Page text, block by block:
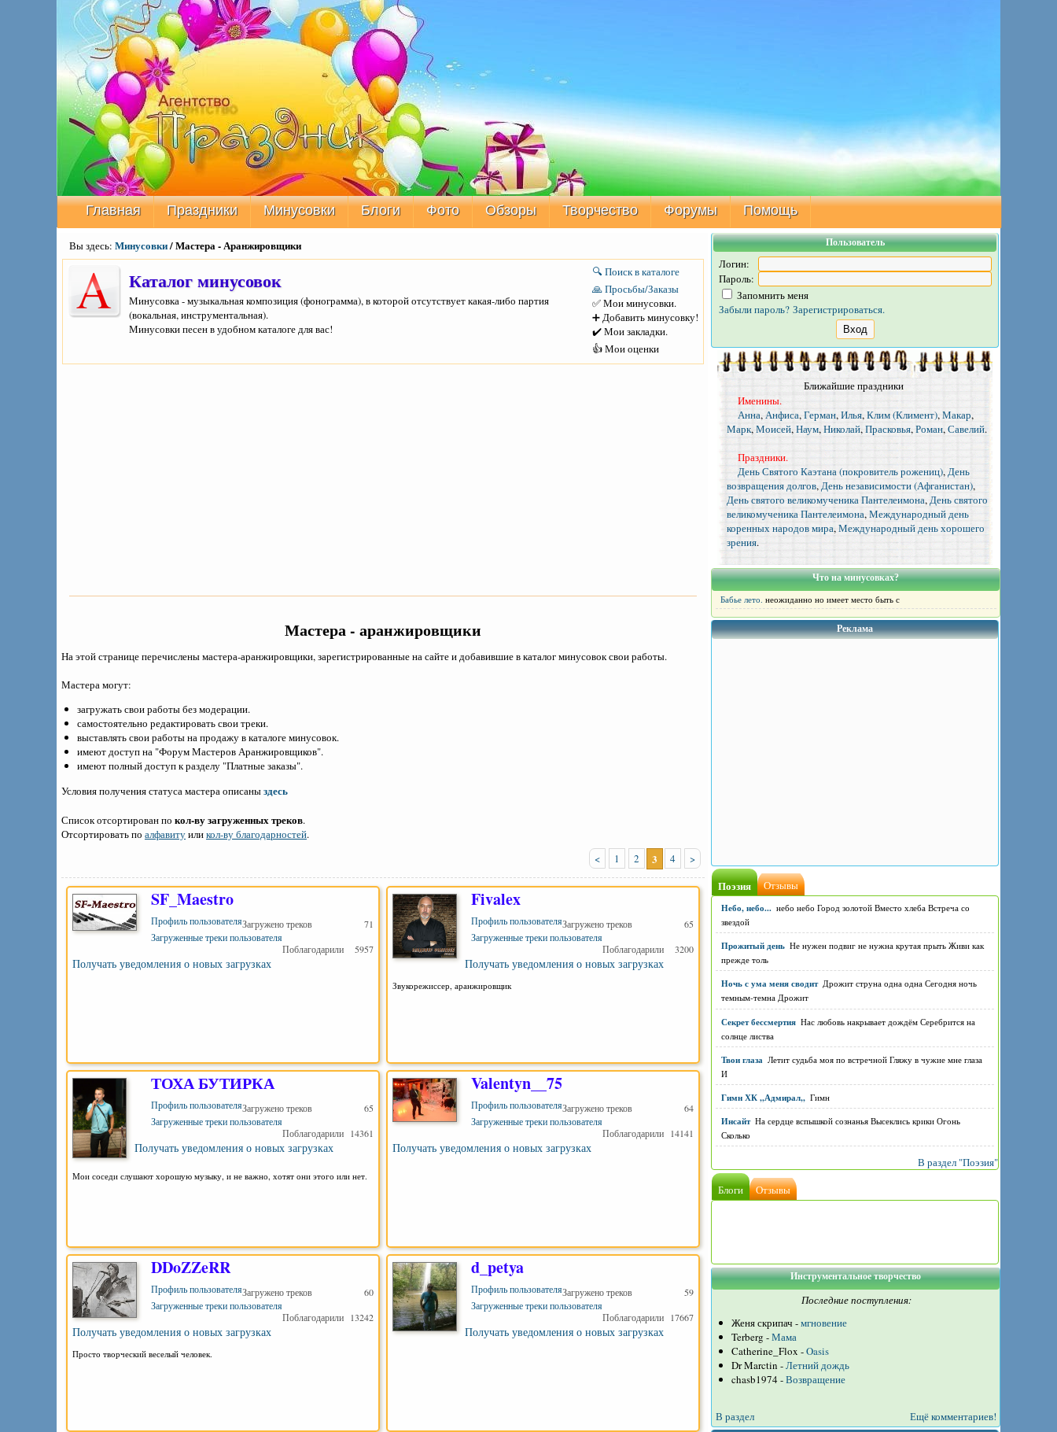
Главная Праздники Минусовки Блоги Фото Обзоры Творчество Форумы Помощь
Вы здесь: Минусовки/ Мастера - Аранжировщики
Каталог минусовок
Минусовка - музыкальная композиция (фонограмма), в которой отсутствует какая-либо партия
(вокальная, инструментальная).
Минусовки песен в удобном каталоге для вас!
🔍 Поиск в каталоге
🙏 Просьбы/Заказы
✅ Мои минусовки.
➕ Добавить минусовку!
✔️ Мои закладки.
👍 Мои оценки
Мастера - аранжировщики
На этой странице перечислены мастера-аранжировщики, зарегистрированные на сайте и добавившие в каталог минусовок свои работы.
Мастера могут:
загружать свои работы без модерации.
самостоятельно редактировать свои треки.
выставлять свои работы на продажу в каталоге минусовок.
имеют доступ на "Форум Мастеров Аранжировщиков".
имеют полный доступ к разделу "Платные заказы".
Условия получения статуса мастера описаныздесь
Список отсортирован по кол-ву загруженных треков.
Отсортировать по алфавитуиликол-ву благодарностей.
<
1 2 3 4 >
SF_Maestro
Профиль пользователяЗагружено треков
71
Загруженные треки пользователя
Поблагодарили
5957
Получать уведомления о новых загрузках
Fivalex
Профиль пользователяЗагружено треков
65
Загруженные треки пользователя
Поблагодарили
3200
Получать уведомления о новых загрузках
Звукорежиссер, аранжировщик
ТОХА БУТИРКА
Профиль пользователяЗагружено треков
65
Загруженные треки пользователя
Поблагодарили
14361
Получать уведомления о новых загрузках
Мои соседи слушают хорошую музыку, и не важно, хотят они этого или нет.
Valentyn__75
Профиль пользователяЗагружено треков
64
Загруженные треки пользователя
Поблагодарили
14141
Получать уведомления о новых загрузках
DDoZZeRR
Профиль пользователяЗагружено треков
60
Загруженные треки пользователя
Поблагодарили
13242
Получать уведомления о новых загрузках
Просто творческий веселый человек.
d_petya
Профиль пользователяЗагружено треков
59
Загруженные треки пользователя
Поблагодарили
17667
Получать уведомления о новых загрузках
Пользователь
Логин:
Пароль:
Запомнить меня
Забыли пароль? Зарегистрироваться.
Ближайшие праздники
Именины.
Анна,Анфиса,Герман,Илья,Клим (Климент),Макар,
Марк,Моисей,Наум,Николай,Прасковья,Роман,Савелий.
Праздники.
День Святого Каэтана (покровитель рожениц),День
возвращения долгов,День независимости (Афганистан),
День святого великомученика Пантелеимона,День святого
великомученика Пантелеимона,Международный день
коренных народов мира,Международный день хорошего
зрения.
Что на минусовках?
Бабье лето. неожиданно но имеет место быть с
Реклама
Поэзия Отзывы
Небо, небо... небо небо Город золотой Вместо хлеба Встреча со
звездой
Прожитый день Не нужен подвиг не нужна крутая прыть Живи как
прежде толь
Ночь с ума меня сводит Дрожит струна одна одна Сегодня ночь
темным-темна Дрожит
Секрет бессмертия Нас любовь накрывает дождём Серебрится на
солнце листва
Твои глаза Летит судьба моя по встречной Гляжу в чужие мне глаза
И
Гимн ХК ,,Адмирал,, Гимн
Инсайт На сердце вспышкой сознанья Высеклись крики Огонь
Сколько
В раздел "Поэзия"
Блоги
Отзывы
Инструментальное творчество
Последние поступления:
Женя скрипач -мгновение
Terberg -Мама
Catherine_Flox -Oasis
Dr Marctin -Летний дождь
chasb1974 -Возвращение
В раздел Ещё комментариев!